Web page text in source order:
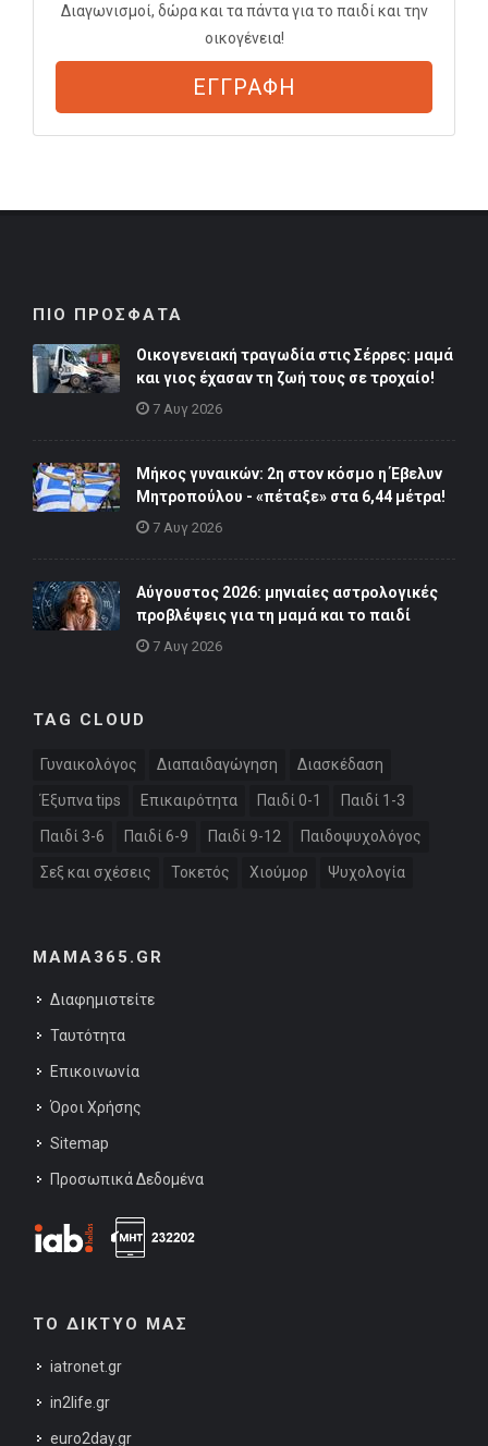
Διαγωνισμοί, δώρα και τα πάντα για το παιδί και την
οικογένεια!
ΕΓΓΡΑΦΗ
ΠΙΟ ΠΡΟΣΦΑΤΑ
Οικογενειακή τραγωδία στις Σέρρες: μαμά
και γιος έχασαν τη ζωή τους σε τροχαίο!
7 Αυγ 2026
Μήκος γυναικών: 2η στον κόσμο η Έβελυν
Μητροπούλου - «πέταξε» στα 6,44 μέτρα!
7 Αυγ 2026
Αύγουστος 2026: μηνιαίες αστρολογικές
προβλέψεις για τη μαμά και το παιδί
7 Αυγ 2026
TAG CLOUD
Γυναικολόγος Διαπαιδαγώγηση Διασκέδαση
Έξυπνα tips Επικαιρότητα Παιδί 0-1 Παιδί 1-3
Παιδί 3-6 Παιδί 6-9 Παιδί 9-12 Παιδοψυχολόγος
Σεξ και σχέσεις Τοκετός Χιούμορ Ψυχολογία
MAMA365.GR
Διαφημιστείτε
Ταυτότητα
Επικοινωνία
Όροι Χρήσης
Sitemap
Προσωπικά Δεδομένα
ΤΟ ΔΙΚΤΥΟ ΜΑΣ
iatronet.gr
in2life.gr
euro2day.gr